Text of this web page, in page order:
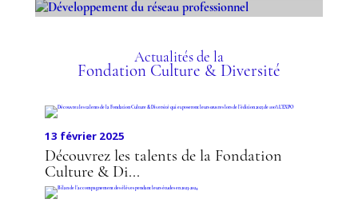
DÉVELOPPEMENT DU
RÉSEAU
PROFESSIONNEL
Actualités de la
Fondation Culture & Diversité
13 février 2025
Découvrez les talents de la Fondation
Culture & Di...